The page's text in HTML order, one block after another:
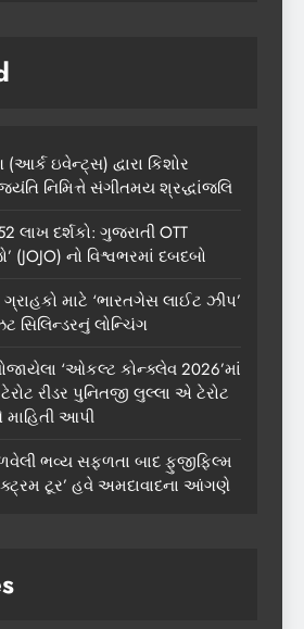
(આર્ક ઇવેન્ટ્સ) દ્વારા કિશોર
નિમિત્તે સંગીતમય શ્રદ્ધાંજલિ
લાખ દર્શકો: ગુજરાતી OTT
(JOJO) નો વિશ્વભરમાં દબદબો
ગ્રાહકો માટે ‘ભારતગેસ લાઈટ ઝીપ’
સિલિન્ડરનું લોન્ચિંગ
‘ઓકલ્ટ કોન્ક્લેવ 2026’માં
રીડર પુનિતજી લુલ્લા એ ટેરોટ
માહિતી આપી
ભવ્ય સફળતા બાદ ફુજીફિલ્મ
ટૂર’ હવે અમદાવાદના આંગણે